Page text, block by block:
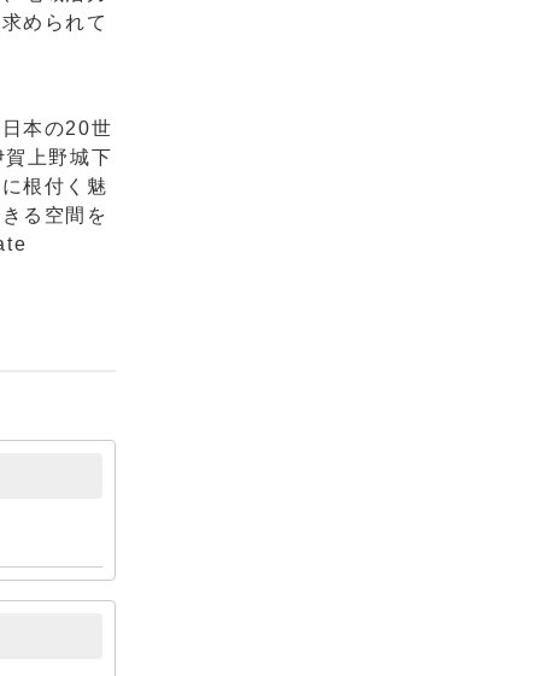
められて
本の20世
上野城下
根付く魅
る空間を